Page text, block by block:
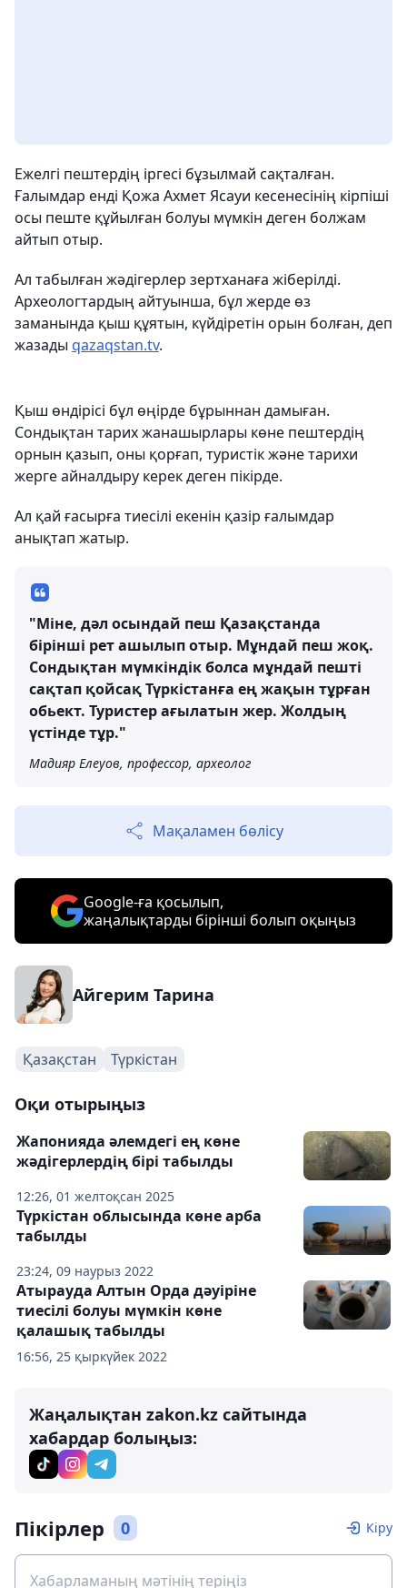
Ежелгі пештердің іргесі бұзылмай сақталған.
Ғалымдар енді Қожа Ахмет Ясауи кесенесінің кірпіші
осы пеште құйылған болуы мүмкін деген болжам
айтып отыр.
Ал табылған жәдігерлер зертханаға жіберілді.
Археологтардың айтуынша, бұл жерде өз
заманында қыш құятын, күйдіретін орын болған, деп
жазады qazaqstan.tv.
Қыш өндірісі бұл өңірде бұрыннан дамыған.
Сондықтан тарих жанашырлары көне пештердің
орнын қазып, оны қорғап, туристік және тарихи
жерге айналдыру керек деген пікірде.
Ал қай ғасырға тиесілі екенін қазір ғалымдар
анықтап жатыр.
"Міне, дәл осындай пеш Қазақстанда
бірінші рет ашылып отыр. Мұндай пеш жоқ.
Сондықтан мүмкіндік болса мұндай пешті
сақтап қойсақ Түркістанға ең жақын тұрған
обьект. Туристер ағылатын жер. Жолдың
үстінде тұр."
Мадияр Елеуов, профессор, археолог
Мақаламен бөлісу
Google-ға қосылып,
жаңалықтарды бірінші болып оқыңыз
Айгерим Тарина
Қазақстан Түркістан
Оқи отырыңыз
12:26, 01 желтоқсан 2025
Жапонияда әлемдегі ең көне
жәдігерлердің бірі табылды
23:24, 09 наурыз 2022
Түркістан облысында көне арба
табылды
16:56, 25 қыркүйек 2022
Атырауда Алтын Орда дәуіріне
тиесілі болуы мүмкін көне
қалашық табылды
Жаңалықтан zakon.kz сайтында
хабардар болыңыз:
Пікірлер 0 Кіру